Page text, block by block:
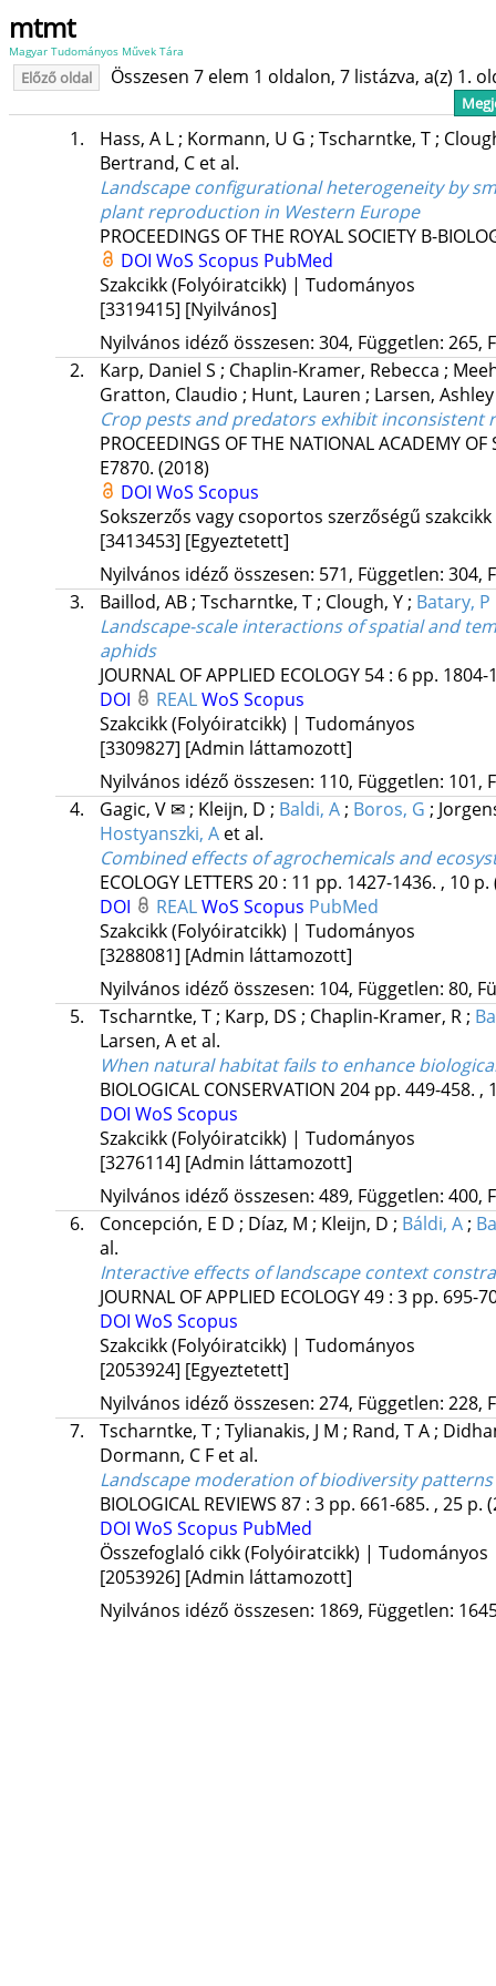
mtmt
Magyar Tudományos Művek Tára
Előző oldal Összesen 7 elem 1 oldalon, 7 listázva, a(z) 1.
1. Hass, A L; Kormann, U G ; Tscharntke, T;
Bertrand, C et al.
Landscape configurational heterogeneity by
plant reproduction in Western Europe
PROCEEDINGS OF THE ROYAL SOCIETY B-
DOI WoS Scopus PubMed
Szakcikk (Folyóiratcikk) | Tudományos
[3319415] [Nyilvános]
Nyilvános idéző összesen: 304, Független: 265,
2.
Karp, Daniel S ; Chaplin-Kramer, Rebecca ;
Gratton, Claudio ; Hunt, Lauren ; Larsen,
Crop pests and predators exhibit
PROCEEDINGS OF THE NATIONAL ACADEMY
E7870. (2018)
DOI WoS Scopus
Sokszerzős vagy csoportos szerzőségű
[3413453] [Egyeztetett]
Nyilvános idéző összesen: 571, Független: 304,
3.
Baillod, AB; Tscharntke, T; Clough, Y; Batary, P
Landscape-scale interactions of spatial and
aphids
JOURNAL OF APPLIED ECOLOGY 54: 6 pp. 1804-
DOI
REALWoS Scopus
Szakcikk (Folyóiratcikk) | Tudományos
[3309827] [Admin láttamozott]
Nyilvános idéző összesen: 110, Független: 101,
4.
Gagic, V ✉; Kleijn, D ; Baldi, A; Boros, G ;
Hostyanszki, A et al.
Combined effects of agrochemicals and
ECOLOGY LETTERS 20: 11 pp. 1427-1436. , 10 p.
DOI
REALWoS Scopus PubMed
Szakcikk (Folyóiratcikk) | Tudományos
[3288081] [Admin láttamozott]
Nyilvános idéző összesen: 104, Független: 80,
5.
Tscharntke, T; Karp, DS ; Chaplin-Kramer, R;
Larsen, A et al.
When natural habitat fails to enhance
BIOLOGICAL CONSERVATION 204 pp. 449-458. ,
DOI WoS Scopus
Szakcikk (Folyóiratcikk) | Tudományos
[3276114] [Admin láttamozott]
Nyilvános idéző összesen: 489, Független: 400,
6.
Concepción, E D ; Díaz, M ; Kleijn, D ; Báldi, A;
al.
Interactive effects of landscape context
JOURNAL OF APPLIED ECOLOGY49: 3 pp. 695-
DOI WoS Scopus
Szakcikk (Folyóiratcikk) | Tudományos
[2053924] [Egyeztetett]
Nyilvános idéző összesen: 274, Független: 228,
7.
Tscharntke, T; Tylianakis, J M ; Rand, T A;
Dormann, C F et al.
Landscape moderation of biodiversity
BIOLOGICAL REVIEWS 87: 3 pp. 661-685. , 25 p.
DOI WoS Scopus PubMed
Összefoglaló cikk (Folyóiratcikk) | Tudományos
[2053926] [Admin láttamozott]
Nyilvános idéző összesen: 1869, Független: